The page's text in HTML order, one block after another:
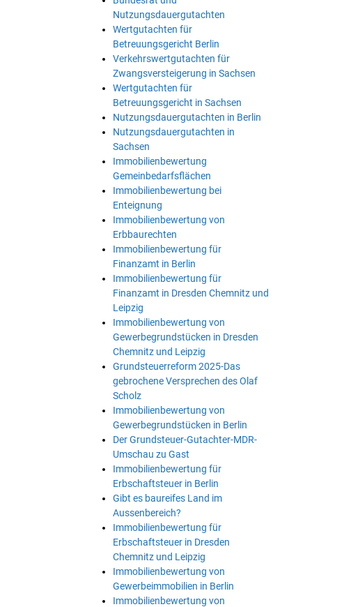
Nutzungsdauergutachten
Wertgutachten für
Betreuungsgericht Berlin
Verkehrswertgutachten für
Zwangsversteigerung in Sachsen
Wertgutachten für
Betreuungsgericht in Sachsen
Nutzungsdauergutachten in Berlin
Nutzungsdauergutachten in
Sachsen
Immobilienbewertung
Gemeinbedarfsflächen
Immobilienbewertung bei
Enteignung
Immobilienbewertung von
Erbbaurechten
Immobilienbewertung für
Finanzamt in Berlin
Immobilienbewertung für
Finanzamt in Dresden Chemnitz und
Leipzig
Immobilienbewertung von
Gewerbegrundstücken in Dresden
Chemnitz und Leipzig
Grundsteuerreform 2025-Das
gebrochene Versprechen des Olaf
Scholz
Immobilienbewertung von
Gewerbegrundstücken in Berlin
Der Grundsteuer-Gutachter-MDR-
Umschau zu Gast
Immobilienbewertung für
Erbschaftsteuer in Berlin
Gibt es baureifes Land im
Aussenbereich?
Immobilienbewertung für
Erbschaftsteuer in Dresden
Chemnitz und Leipzig
Immobilienbewertung von
Gewerbeimmobilien in Berlin
Immobilienbewertung von